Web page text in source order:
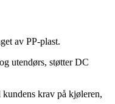
av PP-plast.
utendørs, støtter DC
krav på kjøleren,